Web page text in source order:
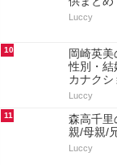
Luccy
10
岡崎英
性別・結
カナクシ
Luccy
11
森高千里
親/母親/
Luccy